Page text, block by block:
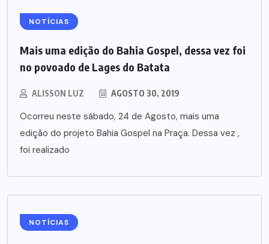
NOTÍCIAS
Mais uma edição do Bahia Gospel, dessa vez foi
no povoado de Lages do Batata
ALISSON LUZ AGOSTO 30, 2019
Ocorreu neste sábado, 24 de Agosto, mais uma
edição do projeto Bahia Gospel na Praça. Dessa vez ,
foi realizado
NOTÍCIAS